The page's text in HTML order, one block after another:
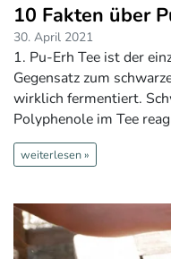
10 Fakten über
30. April 2021
1. Pu-Erh Tee ist der
Gegensatz zum
wirklich fermentiert.
Polyphenole im Tee
weiterlesen »